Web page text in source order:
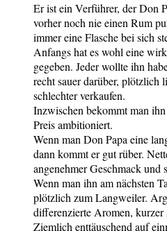
Er ist ein Verführer, der Don
vorher noch nie einen Rum
immer eine Flasche bei sich
Anfangs hat es wohl eine
gegeben. Jeder wollte ihn
recht sauer darüber, plötzlich
schlechter verkaufen.
Inzwischen bekommt man
Preis ambitioniert.
Wenn man Don Papa eine
dann kommt er gut rüber.
angenehmer Geschmack und
Wenn man ihn am nächsten
plötzlich zum Langweiler.
differenzierte Aromen, kurzer
Ziemlich enttäuschend auf